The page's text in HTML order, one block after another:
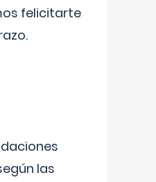
felicitarte
las